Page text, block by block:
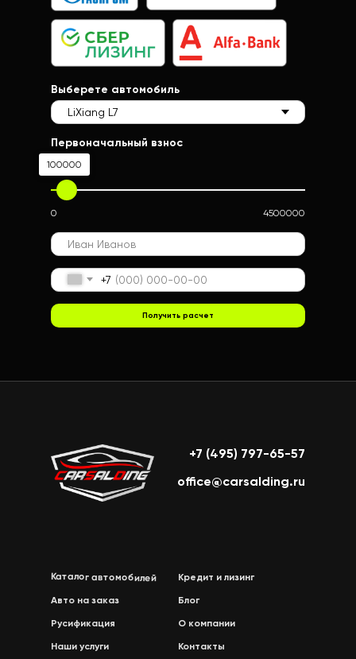
Выберете автомобиль
Первоначальный взнос
100000
0 4500000
+7
Получить расчет
Контакты
Кредит и лизинг
Блог
Наши услуги
office@carsalding.ru
Авто на заказ
Русификация О компании
+7 (495) 797-65-57
Каталог автомобилей